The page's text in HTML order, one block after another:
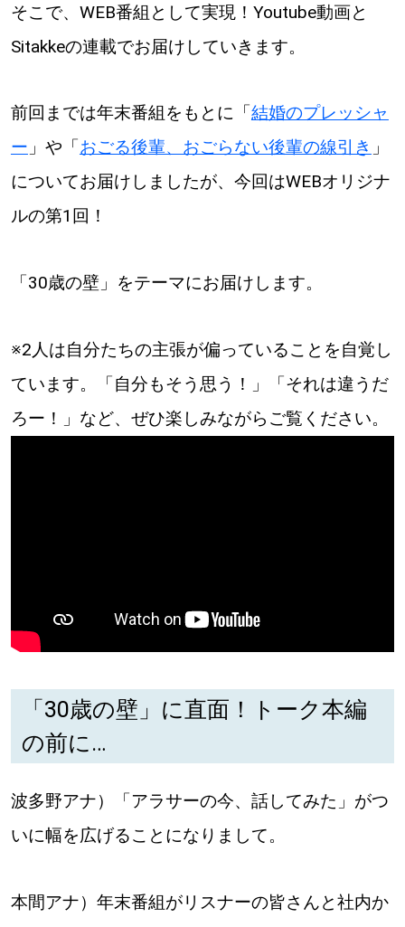
パートナーメディア Sitakkeパートナー
運営会社 広告掲載
プライバシーポリシー
そこで、WEB番組として実現！Youtube動画と
Sitakkeの連載でお届けしていきます。
前回までは年末番組をもとに「結婚のプレッシャ
ー 」や「おごる後輩、おごらない後輩の線引き 」
についてお届けしましたが、今回はWEBオリジナ
ルの第1回！
「30歳の壁」をテーマにお届けします。
※2人は自分たちの主張が偏っていることを自覚し
ています。「自分もそう思う！」「それは違うだ
ろー！」など、ぜひ楽しみながらご覧ください。
「30歳の壁」に直面！トーク本編
の前に…
波多野アナ）「アラサーの今、話してみた」がつ
いに幅を広げることになりまして。
本間アナ）年末番組がリスナーの皆さんと社内か